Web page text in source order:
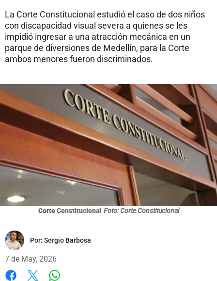
La Corte Constitucional estudió el caso de dos niños
con discapacidad visual severa a quienes se les
impidió ingresar a una atracción mecánica en un
parque de diversiones de Medellín, para la Corte
ambos menores fueron discriminados.
Corte Constitucional Foto: Corte Constitucional
Por: Sergio Barbosa
7 de May, 2026